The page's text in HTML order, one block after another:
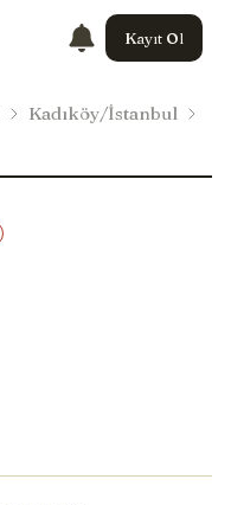
Kayıt Ol
Kadıköy/İstanbul